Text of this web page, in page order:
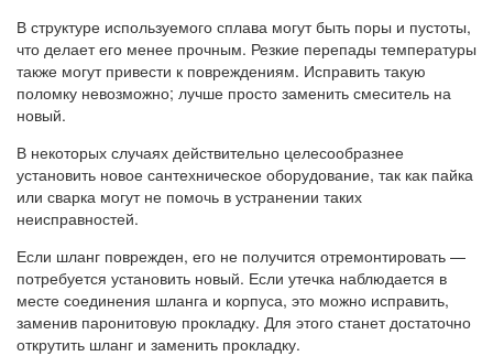
В структуре используемого сплава могут быть поры и пустоты,
что делает его менее прочным. Резкие перепады температуры
также могут привести к повреждениям. Исправить такую
поломку невозможно; лучше просто заменить смеситель на
новый.
В некоторых случаях действительно целесообразнее
установить новое сантехническое оборудование, так как пайка
или сварка могут не помочь в устранении таких
неисправностей.
Если шланг поврежден, его не получится отремонтировать —
потребуется установить новый. Если утечка наблюдается в
месте соединения шланга и корпуса, это можно исправить,
заменив паронитовую прокладку. Для этого станет достаточно
открутить шланг и заменить прокладку.